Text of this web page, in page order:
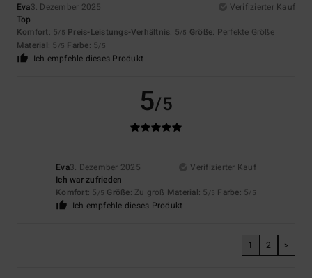
Eva3. Dezember 2025
Verifizierter Kauf
Top
Komfort: 5/5 Preis-Leistungs-Verhältnis: 5/5 Größe: Perfekte Größe
Material: 5 /5 Farbe: 5/5
Ich empfehle dieses Produkt
5/5
Eva3. Dezember 2025
Verifizierter Kauf
Ich war zufrieden
Komfort: 5 /5 Größe: Zu groß Material: 5 /5 Farbe: 5/5
Ich empfehle dieses Produkt
1 2 >